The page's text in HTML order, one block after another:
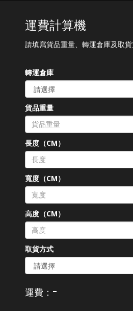
運費計算機
請填寫貨品重量、轉運倉庫及取貨
轉運倉庫
貨品重量
長度（CM）
寬度（CM）
高度（CM）
取貨方式
運費： -